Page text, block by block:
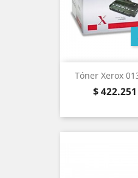
Tóner Xerox
Precio
$ 422.251